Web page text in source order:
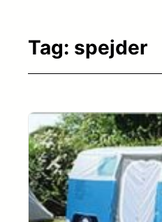
Tag: spejder